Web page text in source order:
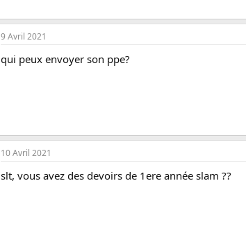
9 Avril 2021
qui peux envoyer son ppe?
10 Avril 2021
slt, vous avez des devoirs de 1ere année slam ??